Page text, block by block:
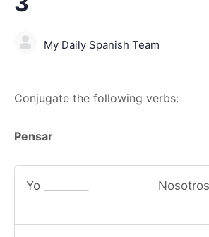
My Daily Spanish Team
Conjugate the following verbs:
Pensar
Yo ________